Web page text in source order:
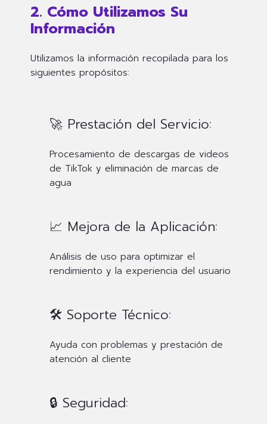
2. Cómo Utilizamos Su
Información
Utilizamos la información recopilada para los
siguientes propósitos:
🚀 Prestación del Servicio:
Procesamiento de descargas de videos
de TikTok y eliminación de marcas de
agua
📈 Mejora de la Aplicación:
Análisis de uso para optimizar el
rendimiento y la experiencia del usuario
🛠️ Soporte Técnico:
Ayuda con problemas y prestación de
atención al cliente
🔒 Seguridad: